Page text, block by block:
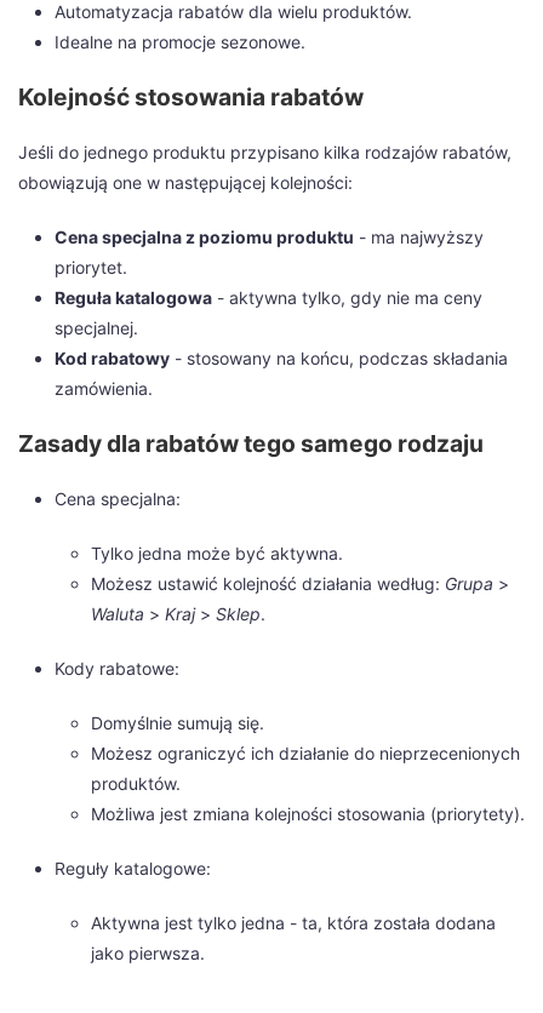
Automatyzacja rabatów dla wielu produktów.
Idealne na promocje sezonowe.
Kolejność stosowania rabatów
Jeśli do jednego produktu przypisano kilka rodzajów rabatów,
obowiązują one w następującej kolejności:
Cena specjalna z poziomu produktu - ma najwyższy
priorytet.
Reguła katalogowa - aktywna tylko, gdy nie ma ceny
specjalnej.
Kod rabatowy - stosowany na końcu, podczas składania
zamówienia.
Zasady dla rabatów tego samego rodzaju
Cena specjalna:
Tylko jedna może być aktywna.
Możesz ustawić kolejność działania według: Grupa >
Waluta > Kraj> Sklep.
Kody rabatowe:
Domyślnie sumują się.
Możesz ograniczyć ich działanie do nieprzecenionych
produktów.
Możliwa jest zmiana kolejności stosowania (priorytety).
Reguły katalogowe:
Aktywna jest tylko jedna - ta, która została dodana
jako pierwsza.